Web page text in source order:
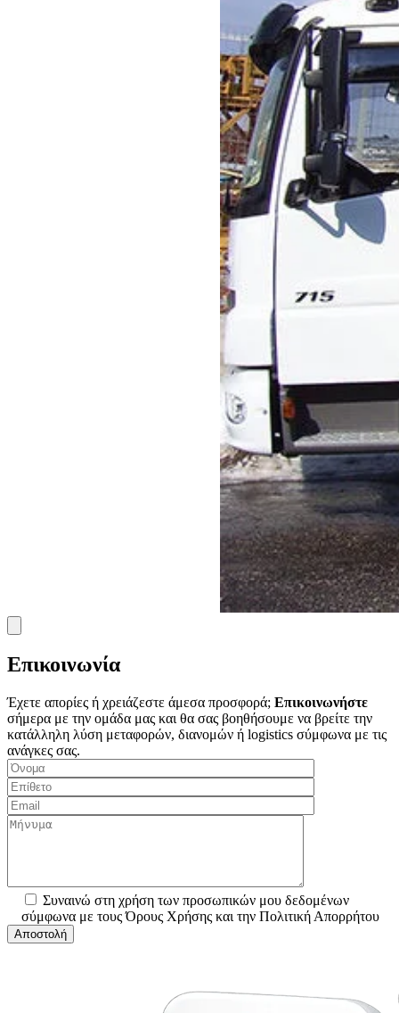
Επικοινωνία
Έχετε απορίες ή χρειάζεστε άμεσα προσφορά; Επικοινωνήστε
σήμερα με την ομάδα μας και θα σας βοηθήσουμε να βρείτε την
κατάλληλη λύση μεταφορών, διανομών ή logistics σύμφωνα με τις
ανάγκες σας.
Συναινώ στη χρήση των προσωπικών μου δεδομένων
σύμφωνα με τους Όρους Χρήσης και την Πολιτική Απορρήτου